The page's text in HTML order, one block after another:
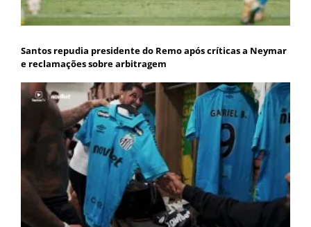
Santos repudia presidente do Remo após críticas a Neymar
e reclamações sobre arbitragem